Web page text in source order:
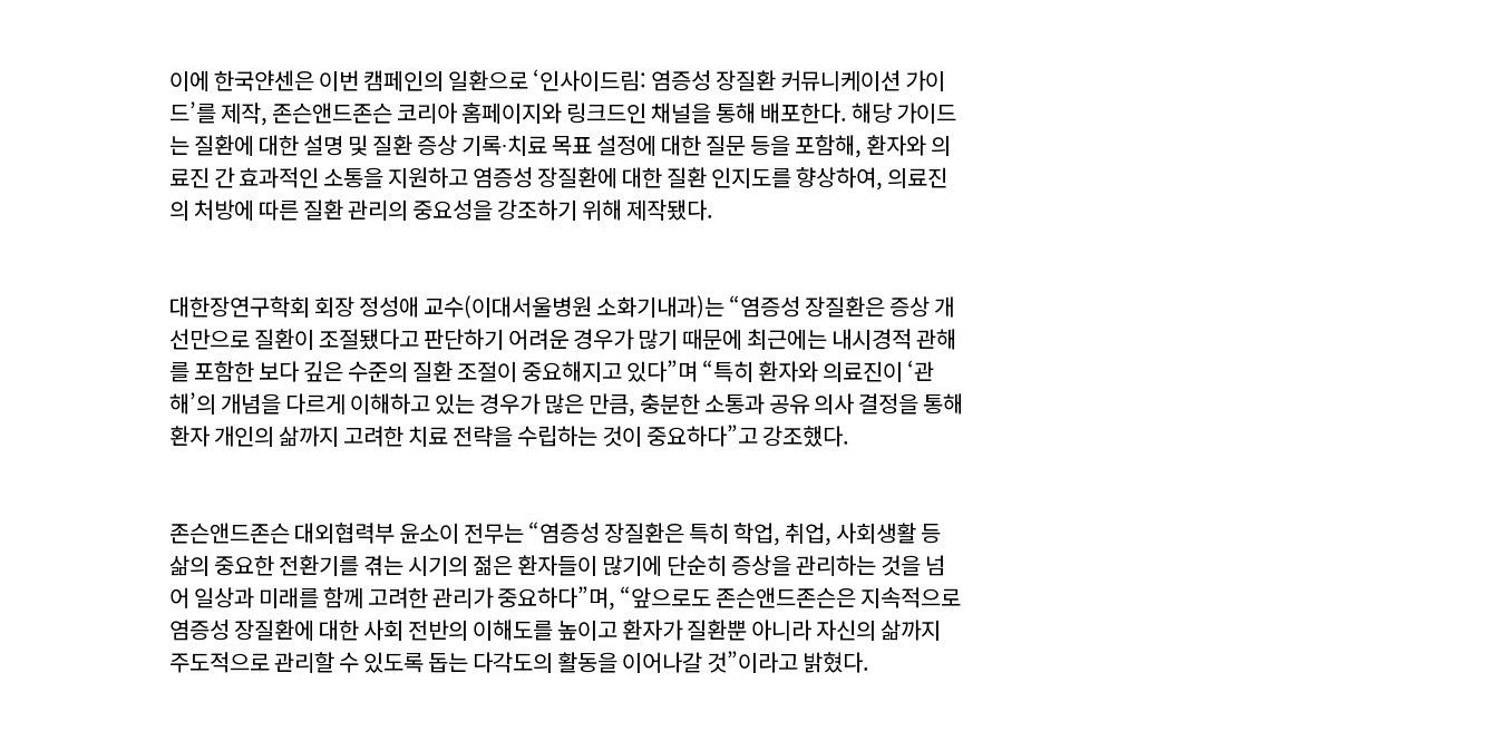
이에 한국얀센은 이번 캠페인의 일환으로 ‘인사이드림: 염증성 장질환 커뮤니케이션 가이
드’를 제작, 존슨앤드존슨 코리아 홈페이지와 링크드인 채널을 통해 배포한다. 해당 가이드
는 질환에 대한 설명 및 질환 증상 기록∙치료 목표 설정에 대한 질문 등을 포함해, 환자와 의
료진 간 효과적인 소통을 지원하고 염증성 장질환에 대한 질환 인지도를 향상하여, 의료진
의 처방에 따른 질환 관리의 중요성을 강조하기 위해 제작됐다.
대한장연구학회 회장 정성애 교수(이대서울병원 소화기내과)는 “염증성 장질환은 증상 개
선만으로 질환이 조절됐다고 판단하기 어려운 경우가 많기 때문에 최근에는 내시경적 관해
를 포함한 보다 깊은 수준의 질환 조절이 중요해지고 있다”며 “특히 환자와 의료진이 ‘관
해’의 개념을 다르게 이해하고 있는 경우가 많은 만큼, 충분한 소통과 공유 의사 결정을 통해
환자 개인의 삶까지 고려한 치료 전략을 수립하는 것이 중요하다”고 강조했다.
존슨앤드존슨 대외협력부 윤소이 전무는 “염증성 장질환은 특히 학업, 취업, 사회생활 등
삶의 중요한 전환기를 겪는 시기의 젊은 환자들이 많기에 단순히 증상을 관리하는 것을 넘
어 일상과 미래를 함께 고려한 관리가 중요하다”며, “앞으로도 존슨앤드존슨은 지속적으로
염증성 장질환에 대한 사회 전반의 이해도를 높이고 환자가 질환뿐 아니라 자신의 삶까지
주도적으로 관리할 수 있도록 돕는 다각도의 활동을 이어나갈 것”이라고 밝혔다.